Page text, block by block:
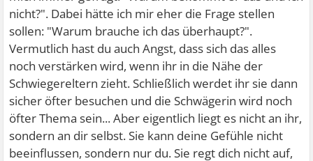
nicht?". Dabei hätte ich mir eher die Frage stellen
sollen: "Warum brauche ich das überhaupt?".
Vermutlich hast du auch Angst, dass sich das alles
noch verstärken wird, wenn ihr in die Nähe der
Schwiegereltern zieht. Schließlich werdet ihr sie dann
sicher öfter besuchen und die Schwägerin wird noch
öfter Thema sein... Aber eigentlich liegt es nicht an ihr,
sondern an dir selbst. Sie kann deine Gefühle nicht
beeinflussen, sondern nur du. Sie regt dich nicht auf,